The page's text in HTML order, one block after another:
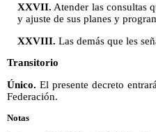
XXVII. Atender las consultas
y ajuste de sus planes y
XXVIII. Las demás que les
Transitorio
Único. El presente decreto
Federación.
Notas